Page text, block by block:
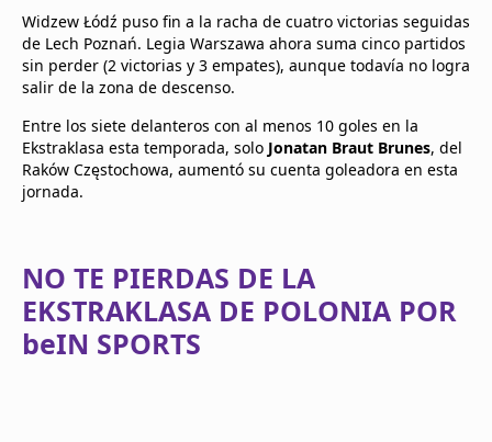
Contáctanos
Widzew Łódź puso fin a la racha de cuatro victorias seguidas
de Lech Poznań. Legia Warszawa ahora suma cinco partidos
sin perder (2 victorias y 3 empates), aunque todavía no logra
salir de la zona de descenso.
Entre los siete delanteros con al menos 10 goles en la
Ekstraklasa esta temporada, solo Jonatan Braut Brunes, del
Raków Częstochowa, aumentó su cuenta goleadora en esta
jornada.
NO TE PIERDAS DE LA
EKSTRAKLASA DE POLONIA POR
beIN SPORTS